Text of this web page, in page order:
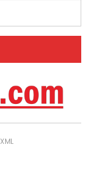
XML